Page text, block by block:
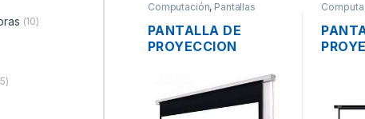
Computación, Pantallas
PANTALLA DE
PROYECCION
ENGLAND SCREENS
PP-43120 244 X
183CM 120″
270
16:9
(10)